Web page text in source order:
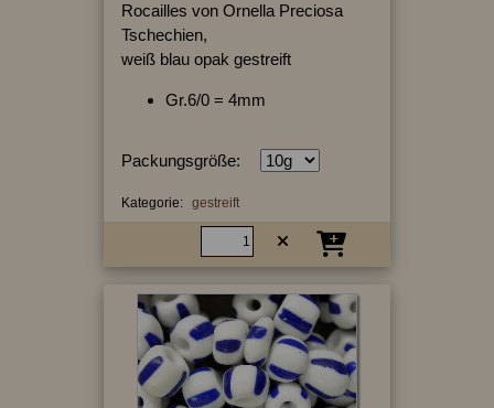
Rocailles von Ornella Preciosa
Tschechien,
weiß blau opak gestreift
Gr.6/0 = 4mm
Packungsgröße:
Kategorie: gestreift